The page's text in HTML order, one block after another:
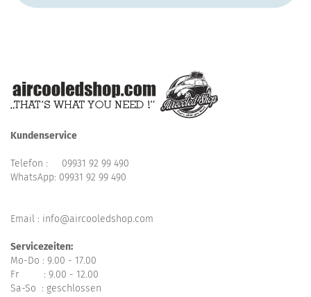
Kundenservice
Telefon : 09931 92 99 490
WhatsApp: 09931 92 99 490
Email : info@aircooledshop.com
Servicezeiten:
Mo-Do : 9.00 - 17.00
Fr : 9.00 - 12.00
Sa-So : geschlossen